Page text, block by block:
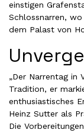
einstigen
Schlossnarren,
dem Palast von
„Der Narrentag in
Tradition, er
enthusiastisches
Heinz Sutter als
Die